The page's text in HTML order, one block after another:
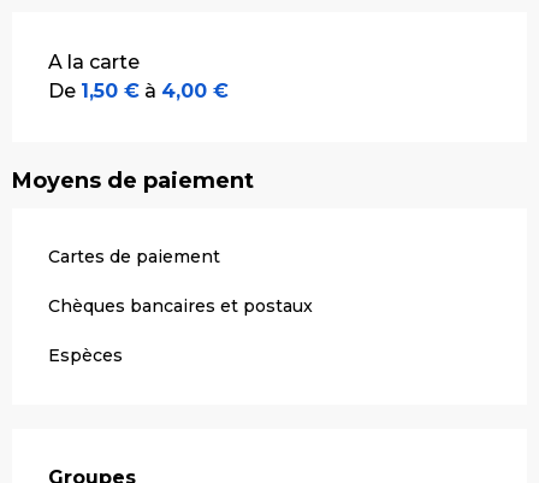
Tarifs 2026
A la carte
De 1,50 € à 4,00 €
Moyens de paiement
Cartes de paiement
Chèques bancaires et postaux
Espèces
Groupes
Groupes